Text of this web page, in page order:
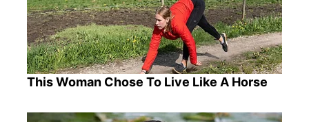
This Woman Chose To Live Like A Horse